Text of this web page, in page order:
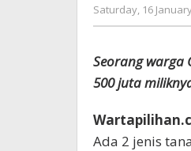
Saturday, 16
Seorang warga
500 juta
Ada 2 jenis